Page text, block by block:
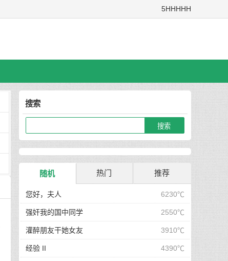
5HHHHH
搜索
随机 热门 推荐
6230℃
您好，夫人
2550℃
强奸我的国中同学
3910℃
灌醉朋友干她女友
4390℃
经验 II